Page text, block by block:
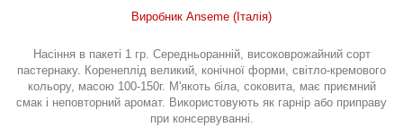
Виробник Anseme (Італія)
Насіння в пакеті 1 гр. Середньоранній, високоврожайний сорт
пастернаку. Коренеплід великий, конічної форми, світло-кремового
кольору, масою 100-150г. М'якоть біла, соковита, має приємний
смак і неповторний аромат. Використовують як гарнір або приправу
при консервуванні.